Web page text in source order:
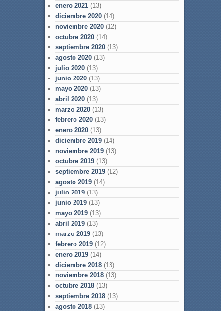
enero 2021(13)
diciembre 2020(14)
noviembre 2020(12)
octubre 2020(14)
septiembre 2020(13)
agosto 2020(13)
julio 2020(13)
junio 2020(13)
mayo 2020(13)
abril 2020(13)
marzo 2020(13)
febrero 2020(13)
enero 2020(13)
diciembre 2019(14)
noviembre 2019(13)
octubre 2019(13)
septiembre 2019(12)
agosto 2019(14)
julio 2019(13)
junio 2019(13)
mayo 2019(13)
abril 2019(13)
marzo 2019(13)
febrero 2019(12)
enero 2019(14)
diciembre 2018(13)
noviembre 2018(13)
octubre 2018(13)
septiembre 2018(13)
agosto 2018(13)